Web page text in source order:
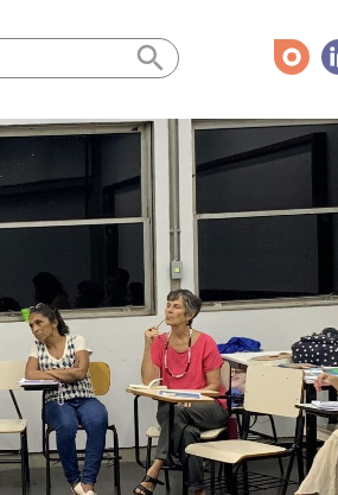
Search Button